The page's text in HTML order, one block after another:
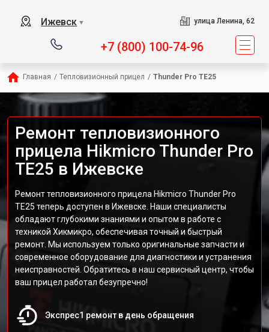
Ижевск ▼ улица Ленина, 62
+7 (800) 100-74-96
Главная / Тепловизионный прицел / Thunder Pro TE25
Ремонт тепловизионного
прицела Hikmicro Thunder Pro
TE25 в Ижевске
Ремонт тепловизионного прицела Hikmicro Thunder Pro
TE25 теперь доступен в Ижевске. Наши специалисты
обладают глубокими знаниями и опытом в работе с
техникой Хикмикро, обеспечивая точный и быстрый
ремонт. Мы используем только оригинальные запчасти и
современное оборудование для диагностики и устранения
неисправностей. Обратитесь в наш сервисный центр, чтобы
ваш прицел работал безупречно!
Экспрес1 ремонт в день обращения